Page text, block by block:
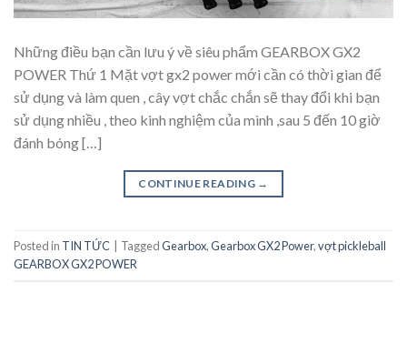
Những điều bạn cần lưu ý về siêu phẩm GEARBOX GX2
POWER Thứ 1 Mặt vợt gx2 power mới cần có thời gian để
sử dụng và làm quen , cây vợt chắc chắn sẽ thay đổi khi bạn
sử dụng nhiều , theo kinh nghiệm của mình ,sau 5 đến 10 giờ
đánh bóng […]
CONTINUE READING →
Posted in TIN TỨC TaggedGearbox,Gearbox GX2 Power,vợt pickleball
GEARBOX GX2 POWER